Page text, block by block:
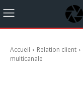
Accueil Relation client
multicanale